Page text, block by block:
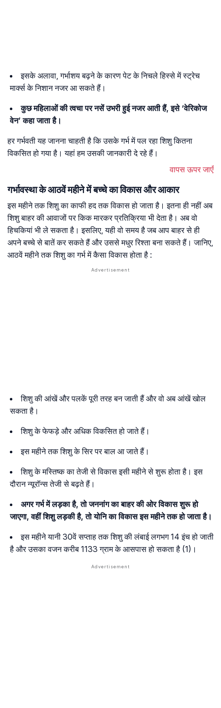
इसके अलावा, गर्भाशय बढ़ने के कारण पेट के निचले हिस्से में स्ट्रेच
मार्क्स के निशान नजर आ सकते हैं।
कुछ महिलाओं की त्वचा पर नसें उभरी हुई नजर आती हैं, इसे ‘वेरिकोज
वेन’ कहा जाता है।
हर गर्भवती यह जानना चाहती है कि उसके गर्भ में पल रहा शिशु कितना
विकसित हो गया है। यहां हम उसकी जानकारी दे रहे हैं।
वापस ऊपर जाएँ
गर्भावस्था के आठवें महीने में बच्चे का विकास और आकार
इस महीने तक शिशु का काफी हद तक विकास हो जाता है। इतना ही नहीं अब
शिशु बाहर की आवाजों पर किक मारकर प्रतिक्रिया भी देता है। अब वो
हिचकियां भी ले सकता है। इसलिए, यही वो समय है जब आप बाहर से ही
अपने बच्चे से बातें कर सकते हैं और उससे मधुर रिश्ता बना सकते हैं। जानिए,
आठवें महीने तक शिशु का गर्भ में कैसा विकास होता है :
शिशु की आंखें और पलकें पूरी तरह बन जाती हैं और वो अब आंखें खोल
सकता है।
शिशु के फेफड़े और अधिक विकसित हो जाते हैं।
इस महीने तक शिशु के सिर पर बाल आ जाते हैं।
शिशु के मस्तिष्क का तेजी से विकास इसी महीने से शुरू होता है। इस
दौरान न्यूरॉन्स तेजी से बढ़ते हैं।
अगर गर्भ में लड़का है, तो जननांग का बाहर की ओर विकास शुरू हो
जाएगा, वहीं शिशु लड़की है, तो योनि का विकास इस महीने तक हो जाता है।
इस महीने यानी 30वें सप्ताह तक शिशु की लंबाई लगभग 14 इंच हो जाती
है और उसका वजन करीब 1133 ग्राम के आसपास हो सकता है (1)।